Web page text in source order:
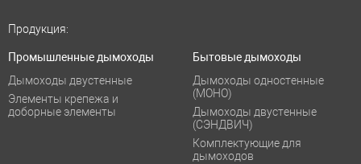
Продукция:
Промышленные дымоходы
Дымоходы двустенные
Элементы крепежа и
доборные элементы
Бытовые дымоходы
Дымоходы одностенные
(МОНО)
Дымоходы двустенные
(СЭНДВИЧ)
Комплектующие для
дымоходов